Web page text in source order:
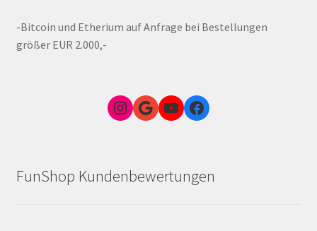
-Bitcoin und Etherium auf Anfrage bei Bestellungen
größer EUR 2.000,-
Instagram
Google Link zum FunShop WienYouTubeFacebook
FunShop Kundenbewertungen